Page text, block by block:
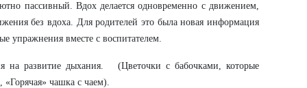
пассивный. Вдох делается одновременно с движением,
без вдоха. Для родителей это была новая информация
упражнения вместе с воспитателем.
на развитие дыхания. (Цветочки с бабочками, которые
«Горячая» чашка с чаем).